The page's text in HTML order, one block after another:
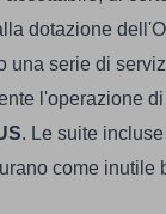
dotazione
una serie di
l'operazione
. Le suite
come inutile